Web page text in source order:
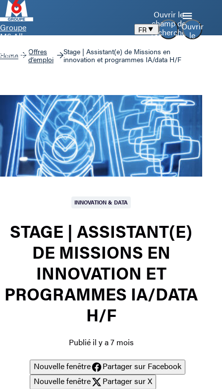
Groupe
M6 Aller
d’accueil
Ouvrir
le
FR
Ouvrir le
champ de
recherche
Home
Offres
d’emploi
Stage | Assistant(e) de Missions en
innovation et programmes IA/data H/F
INNOVATION & DATA
STAGE | ASSISTANT(E)
DE MISSIONS EN
INNOVATION ET
PROGRAMMES IA/DATA
H/F
Publié il y a 7 mois
Nouvelle fenêtre
Partager sur Facebook
Nouvelle fenêtre
Partager sur X